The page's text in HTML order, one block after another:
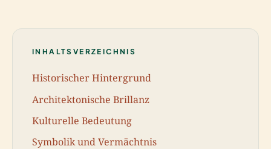
INHALTSVERZEICHNIS
Historischer Hintergrund
Architektonische Brillanz
Kulturelle Bedeutung
Symbolik und Vermächtnis